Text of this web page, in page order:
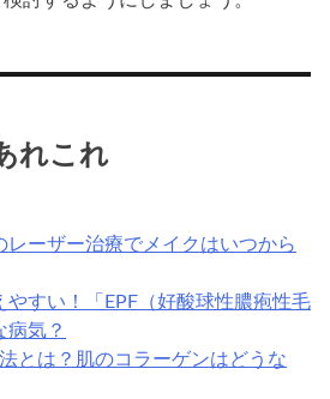
れこれ
レーザー治療でメイクはいつから
やすい！「EPF（好酸球性膿疱性毛
病気？
とは？肌のコラーゲンはどうな